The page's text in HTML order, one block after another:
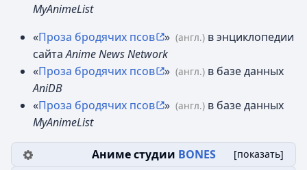
MyAnimeList
«Проза бродячих псов » (англ.) в энциклопедии
сайтаAnime News Network
«Проза бродячих псов » (англ.) в базе данных
AniDB
«Проза бродячих псов » (англ.) в базе данных
MyAnimeList
[показать]
Аниме студии BONES